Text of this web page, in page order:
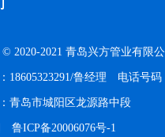
© 2020-2021 青岛兴方管业有限
18605323291/鲁经理 电话号码
青岛市城阳区龙源路中段
鲁ICP备20006076号-1